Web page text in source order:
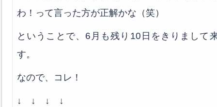
わ！って言った方が正解かな（笑）
ということで、6月も残り10日をきりまして
す。
なので、コレ！
↓ ↓ ↓ ↓